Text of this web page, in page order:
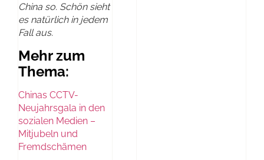
China so. Schön sieht
es natürlich in jedem
Fall aus.
Mehr zum
Thema:
Chinas CCTV-
Neujahrsgala in den
sozialen Medien –
Mitjubeln und
Fremdschämen